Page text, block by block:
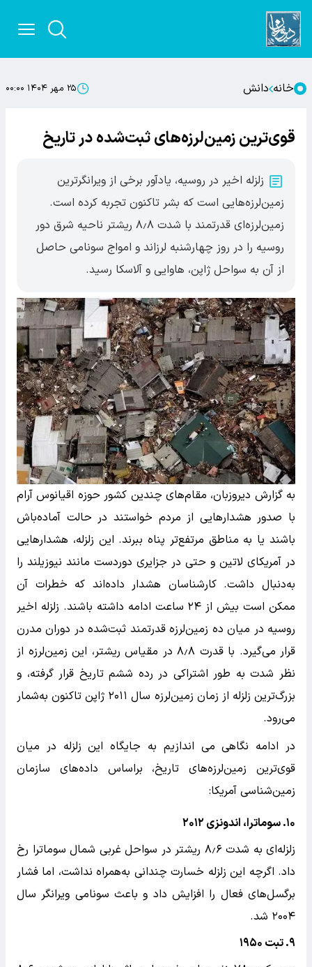
خانه دانش ۲۵ مهر ۱۴۰۴ ۰۰:۰۰
قوی‌ترین زمین‌لرزه‌های ثبت‌شده در تاریخ
زلزله‌ اخیر در روسیه، یادآور برخی از ویرانگرترین
زمین‌لرزه‌هایی است که بشر تاکنون تجربه کرده است.
زمین‌لرزه‌ای قدرتمند با شدت ۸٫۸ ریشتر ناحیه شرق دور
روسیه را در روز چهارشنبه لرزاند و امواج سونامی حاصل
از آن به سواحل ژاپن، هاوایی و آلاسکا رسید.
به گزارش دیروزبان، مقام‌های چندین کشور حوزه اقیانوس آرام
با صدور هشدارهایی از مردم خواستند در حالت آماده‌باش
باشند یا به مناطق مرتفع‌تر پناه ببرند. این زلزله، هشدارهایی
در آمریکای لاتین و حتی در جزایری دوردست مانند نیوزیلند را
به‌دنبال داشت. کارشناسان هشدار داده‌اند که خطرات آن
ممکن است بیش از ۲۴ ساعت ادامه داشته باشند. زلزله‌ اخیر
روسیه در میان ده زمین‌لرزه قدرتمند ثبت‌شده در دوران مدرن
قرار می‌گیرد. با قدرت ۸٫۸ در مقیاس ریشتر، این زمین‌لرزه از
نظر شدت به طور اشتراکی در رده ششم تاریخ قرار گرفته، و
بزرگ‌ترین زلزله از زمان زمین‌لرزه سال ۲۰۱۱ ژاپن تاکنون به‌شمار
می‌رود.
در ادامه نگاهی می اندازیم به جایگاه این زلزله در میان
قوی‌ترین زمین‌لرزه‌های تاریخ، براساس داده‌های سازمان
زمین‌شناسی آمریکا:
۱۰. سوماترا، اندونزی ۲۰۱۲
زلزله‌ای به شدت ۸٫۶ ریشتر در سواحل غربی شمال سوماترا رخ
داد. اگرچه این زلزله خسارت چندانی به‌همراه نداشت، اما فشار
برگسل‌های فعال را افزایش داد و باعث سونامی ویرانگر سال
۲۰۰۴ شد.
۹. تبت ۱۹۵۰